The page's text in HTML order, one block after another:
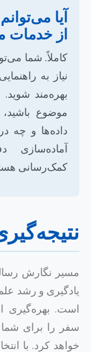
آیا
از خدمات
کاملاً. شما
نیاز به
بهره‌مند شوید.
موضوع
داده‌ها و چه
آماده‌سازی
کمک‌رسانی
مسیر نگارش
یادگیری و رشد
است. بهره‌گیری
سفر را برای شما
خواهد کرد. با